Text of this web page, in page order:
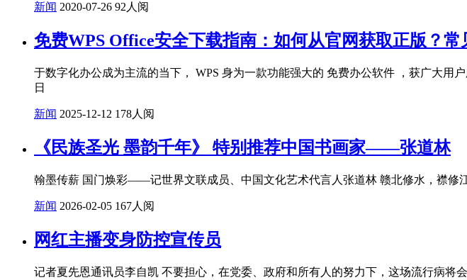
新闻 2020-07-26 92人阅
免费WPS Office安全下载指南：如何从官网获取正版？常
于数字化办公成为主流的当下， WPS 身为一款功能强大的 免费办公软件 ，获广大
日
新闻 2025-12-12 178人阅
《民族圣光 墨韵千年》 特别推荐中国书画家——张道林
翰墨传薪 国门焕彩——记世界文联成员、中国文化艺术代言人张道林 赣北修水，襟修
新闻 2026-02-05 167人阅
网红主播变身防控宣传员
记者夏先恩通讯员李自凯 不要担心，在党委、政府和所有人的努力下，这场流行病